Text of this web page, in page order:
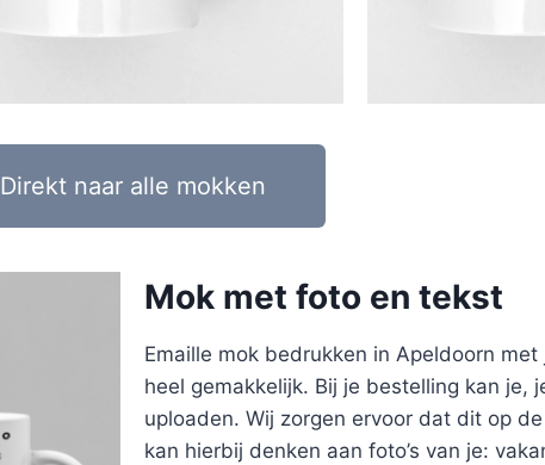
Direkt naar alle mokken
Mok met foto en tekst
Emaille mok bedrukken in Apeldoorn
heel gemakkelijk. Bij je bestelling kan je,
uploaden. Wij zorgen ervoor dat dit op
kan hierbij denken aan foto’s van je: